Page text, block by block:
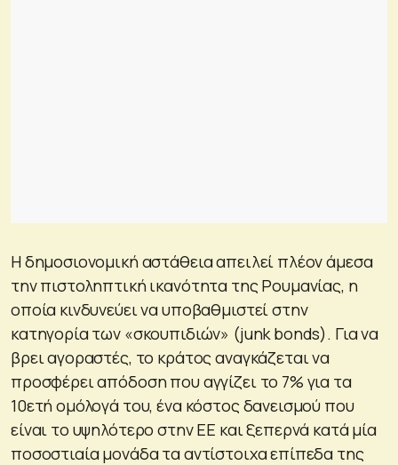
Η δημοσιονομική αστάθεια απειλεί πλέον άμεσα
την πιστοληπτική ικανότητα της Ρουμανίας, η
οποία κινδυνεύει να υποβαθμιστεί στην
κατηγορία των «σκουπιδιών» (junk bonds). Για να
βρει αγοραστές, το κράτος αναγκάζεται να
προσφέρει απόδοση που αγγίζει το 7% για τα
10ετή ομόλογά του, ένα κόστος δανεισμού που
είναι το υψηλότερο στην ΕΕ και ξεπερνά κατά μία
ποσοστιαία μονάδα τα αντίστοιχα επίπεδα της